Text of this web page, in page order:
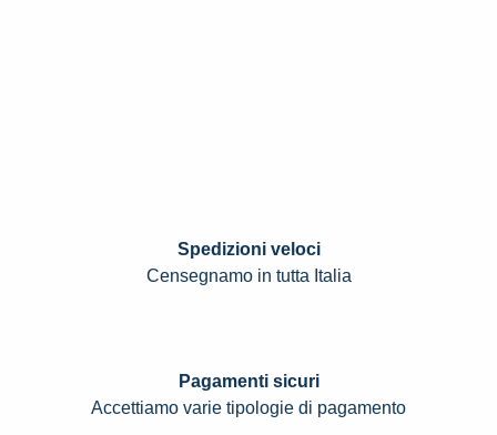
Spedizioni veloci
Censegnamo in tutta Italia
Pagamenti sicuri
Accettiamo varie tipologie di pagamento